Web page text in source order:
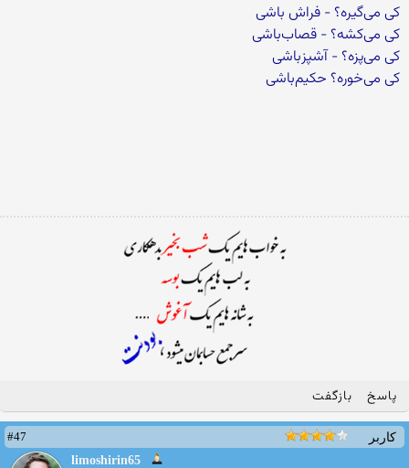
کی می‌گیره؟ - فراش باشی
کی می‌کشه؟ - قصاب‌باشی
کی می‌پزه؟ - آشپزباشی
کی می‌خوره؟ حکیم‌باشی
پاسخ بازگفت
کاربر
#47
limoshirin65